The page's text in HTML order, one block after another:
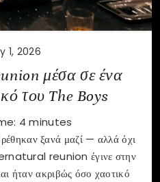
1, 2026
μέσα σε ένα
του The Boys
4 minutes
ξανά μαζί — αλλά όχι
reunion έγινε στην
ήταν ακριβώς όσο χαοτικό